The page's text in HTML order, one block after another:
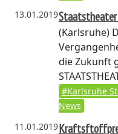
13.01.2019
(Karlsruhe)
die Zukunft
#Karlsruhe
News
11.01.2019